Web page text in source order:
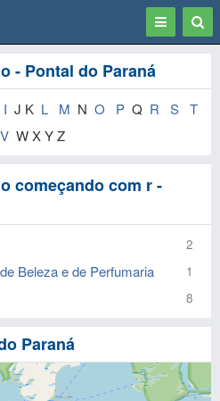
Toggle
- Pontal do Paraná
I J K L M N O P Q R S T
V W X Y Z
começando com r -
2
Beleza e de Perfumaria 1
8
Paraná